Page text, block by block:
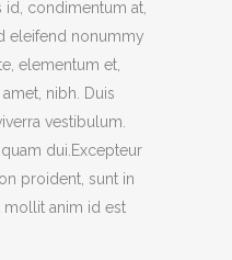
id, condimentum at,
eleifend nonummy
elementum et,
nibh. Duis
vestibulum.
dui.Excepteur
proident, sunt in
mollit anim id est